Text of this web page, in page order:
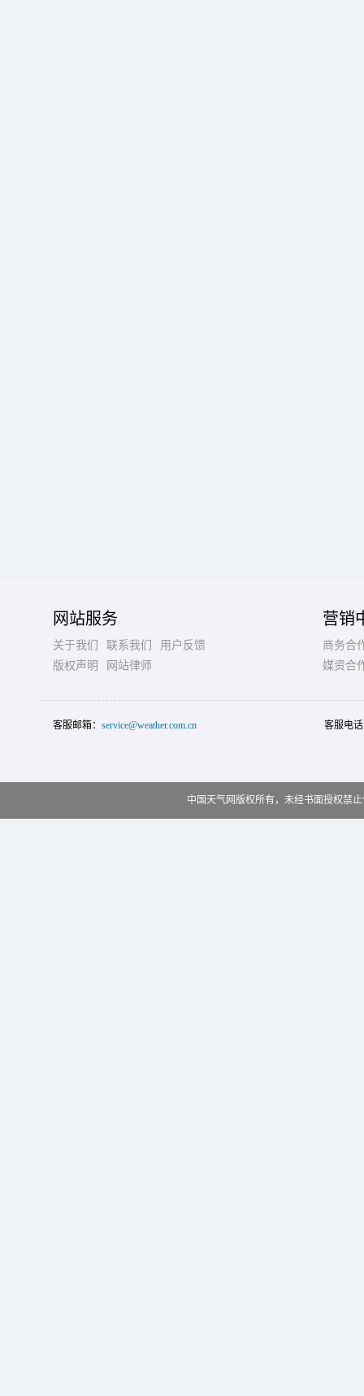
网站服务
关于我们 联系我们
用户反馈
版权声明
网站律师
营销
商务合
媒资合
客服邮箱： service@weather.com.cn 客服电
中国天气网版权所有，未经书面授权